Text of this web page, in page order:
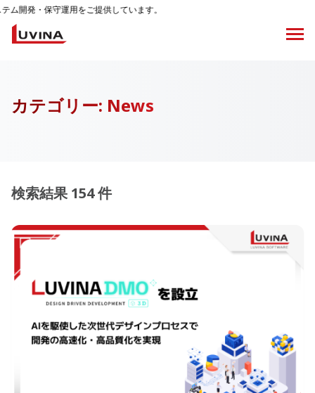
・保守運用をご提供しています。
カテゴリー: News
検索結果 154 件